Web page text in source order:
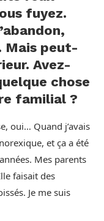
fuyez.
Mais peut-
Avez-
chose
familial ?
oui… Quand j’avais
et ça a été
Mes parents
faisait des
Je me suis